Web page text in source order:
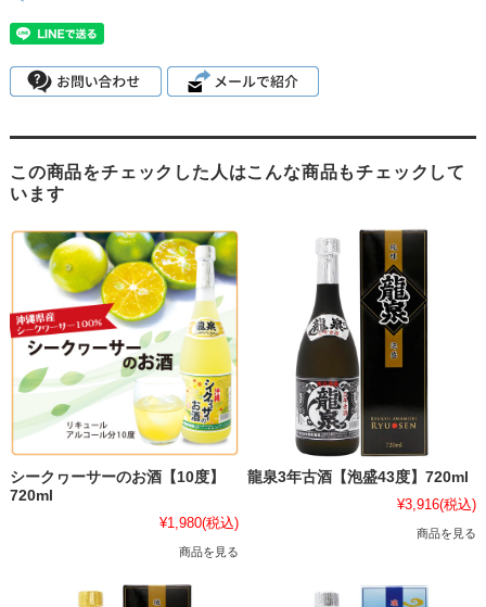
この商品をチェックした人はこんな商品もチェックして
います
シークヮーサーのお酒【10度】
720ml
¥1,980(税込)
商品を見る
龍泉3年古酒【泡盛43度】720ml
¥3,916(税込)
商品を見る